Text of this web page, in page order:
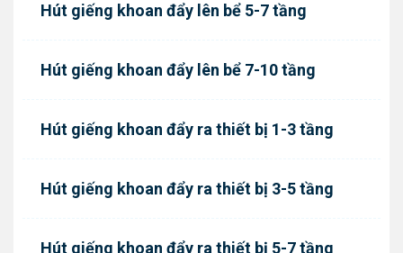
Hút giếng khoan đẩy lên bể 5-7 tầng
Hút giếng khoan đẩy lên bể 7-10 tầng
Hút giếng khoan đẩy ra thiết bị 1-3 tầng
Hút giếng khoan đẩy ra thiết bị 3-5 tầng
Hút giếng khoan đẩy ra thiết bị 5-7 tầng